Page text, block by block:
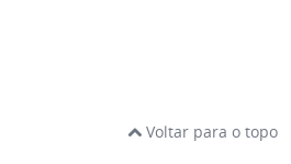
Voltar para o topo